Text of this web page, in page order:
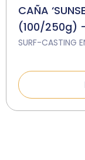
CAÑA
(100/250g)
SURF-CASTING